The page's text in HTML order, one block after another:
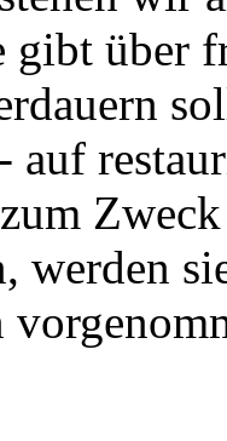
gibt über
auf
werden